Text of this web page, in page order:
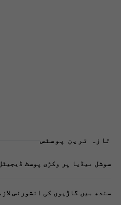
تازہ ترین پوسٹس
سوشل میڈیا پر وکڑی پوسٹ
سندھ میں گاڑیوں کی انشورنس